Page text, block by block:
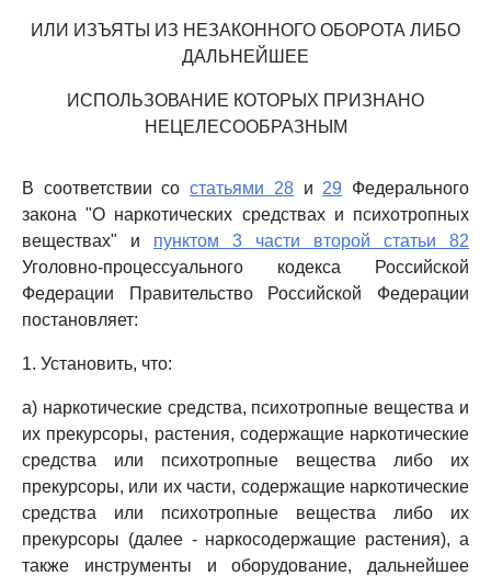
ИЛИ ИЗЪЯТЫ ИЗ НЕЗАКОННОГО ОБОРОТА ЛИБО
ДАЛЬНЕЙШЕЕ
ИСПОЛЬЗОВАНИЕ КОТОРЫХ ПРИЗНАНО
НЕЦЕЛЕСООБРАЗНЫМ
В соответствии состатьями 28и 29 Федерального
закона "О наркотических средствах и психотропных
веществах" и пунктом 3 части второй статьи 82
Уголовно-процессуального кодекса Российской
Федерации Правительство Российской Федерации
постановляет:
1. Установить, что:
а) наркотические средства, психотропные вещества и
их прекурсоры, растения, содержащие наркотические
средства или психотропные вещества либо их
прекурсоры, или их части, содержащие наркотические
средства или психотропные вещества либо их
прекурсоры (далее - наркосодержащие растения), а
также инструменты и оборудование, дальнейшее